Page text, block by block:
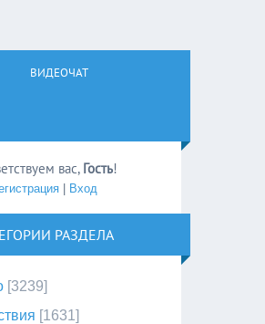
ВИДЕОЧАТ
вас, Гость!
| Вход
РАЗДЕЛА
[3239]
[1631]